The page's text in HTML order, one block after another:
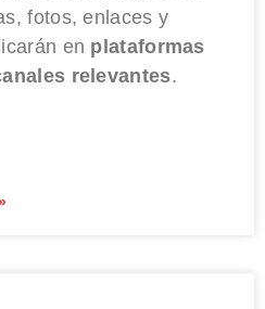
fotos, enlaces y
en plataformas
relevantes.